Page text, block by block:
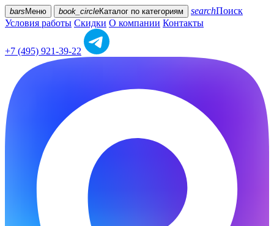
bars Меню book_circleКаталог по категориям searchПоиск
Условия работы Скидки О компании Контакты
+7 (495) 921-39-22